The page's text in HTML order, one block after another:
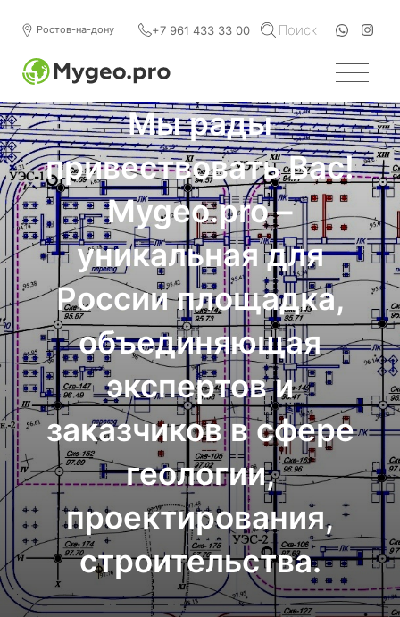
Ростов-на-дону +7 961 433 33 00 Поиск
Мы рады
привествовать Вас!
Mygeo.pro –
уникальная для
России площадка,
объединяющая
экспертов и
заказчиков в сфере
геологии,
проектирования,
строительства.